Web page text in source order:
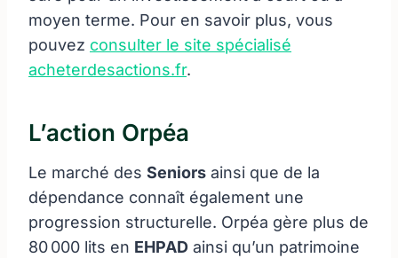
moyen terme. Pour en savoir plus, vous
pouvez consulter le site spécialisé
acheterdesactions.fr.
L’action Orpéa
Le marché des Seniors ainsi que de la
dépendance connaît également une
progression structurelle. Orpéa gère plus de
80 000 lits en EHPAD ainsi qu’un patrimoine